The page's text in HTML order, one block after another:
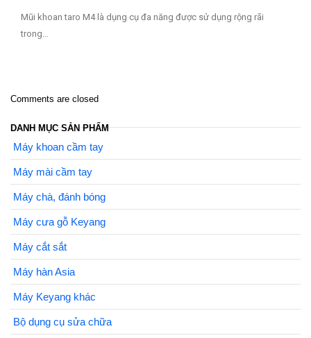
Mũi khoan taro M4 là dụng cụ đa năng được sử dụng rộng rãi
trong…
Comments are closed
DANH MỤC SẢN PHẨM
Máy khoan cầm tay
Máy mài cầm tay
Máy chà, đánh bóng
Máy cưa gỗ Keyang
Máy cắt sắt
Máy hàn Asia
Máy Keyang khác
Bộ dụng cụ sửa chữa